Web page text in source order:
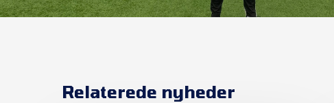
Relaterede nyheder